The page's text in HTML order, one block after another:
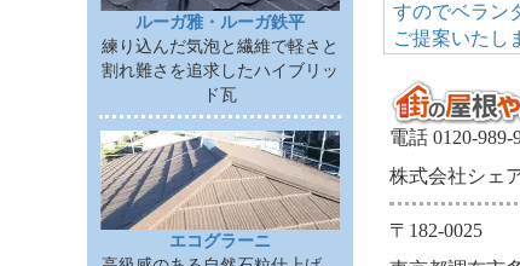
ルーガ雅・ルーガ鉄平
練り込んだ気泡と繊維で軽さと
割れ難さを追求したハイブリッ
ド瓦
エコグラーニ
すのでベラン
ご提案いたし
電話 0120-989-
株式会社シェ
〒182-0025